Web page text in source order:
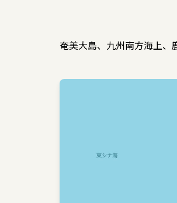
奄美大島、九州南方海上、